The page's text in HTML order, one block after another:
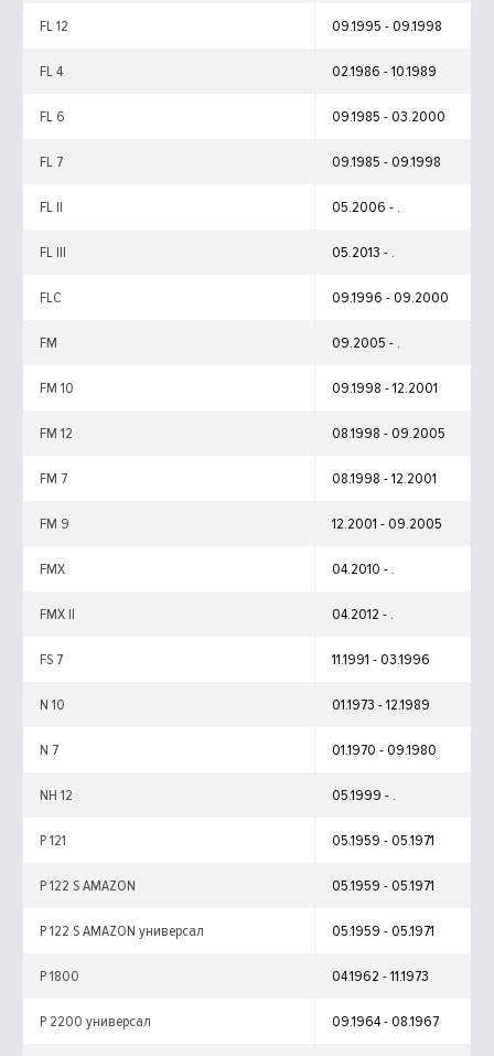
FL 12 09.1995 - 09.1998
FL 4 02.1986 - 10.1989
FL 6 09.1985 - 03.2000
FL 7 09.1985 - 09.1998
FL II 05.2006 - .
FL III 05.2013 - .
FLC 09.1996 - 09.2000
FM 09.2005 - .
FM 10 09.1998 - 12.2001
FM 12 08.1998 - 09.2005
FM 7 08.1998 - 12.2001
FM 9 12.2001 - 09.2005
FMX 04.2010 - .
FMX II 04.2012 - .
FS 7 11.1991 - 03.1996
N 10 01.1973 - 12.1989
N 7 01.1970 - 09.1980
NH 12 05.1999 - .
P 121 05.1959 - 05.1971
P 122 S AMAZON 05.1959 - 05.1971
P 122 S AMAZON универсал 05.1959 - 05.1971
P 1800 04.1962 - 11.1973
P 2200 универсал 09.1964 - 08.1967